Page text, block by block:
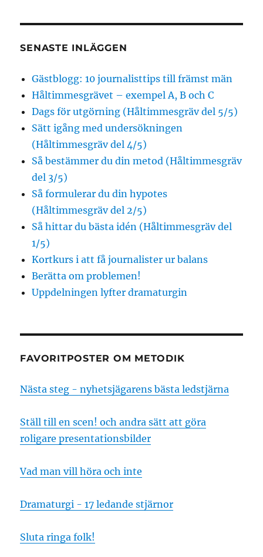
SENASTE INLÄGGEN
Gästblogg: 10 journalisttips till främst män
Håltimmesgrävet – exempel A, B och C
Dags för utgörning (Håltimmesgräv del 5/5)
Sätt igång med undersökningen
(Håltimmesgräv del 4/5)
Så bestämmer du din metod (Håltimmesgräv
del 3/5)
Så formulerar du din hypotes
(Håltimmesgräv del 2/5)
Så hittar du bästa idén (Håltimmesgräv del
1/5)
Kortkurs i att få journalister ur balans
Berätta om problemen!
Uppdelningen lyfter dramaturgin
FAVORITPOSTER OM METODIK
Nästa steg - nyhetsjägarens bästa ledstjärna
Ställ till en scen! och andra sätt att göra
roligare presentationsbilder
Vad man vill höra och inte
Dramaturgi - 17 ledande stjärnor
Sluta ringa folk!